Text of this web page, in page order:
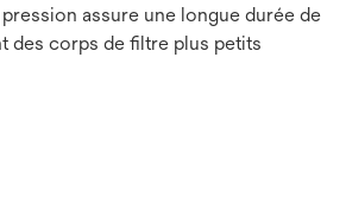
assure une longue durée de
des corps de filtre plus petits